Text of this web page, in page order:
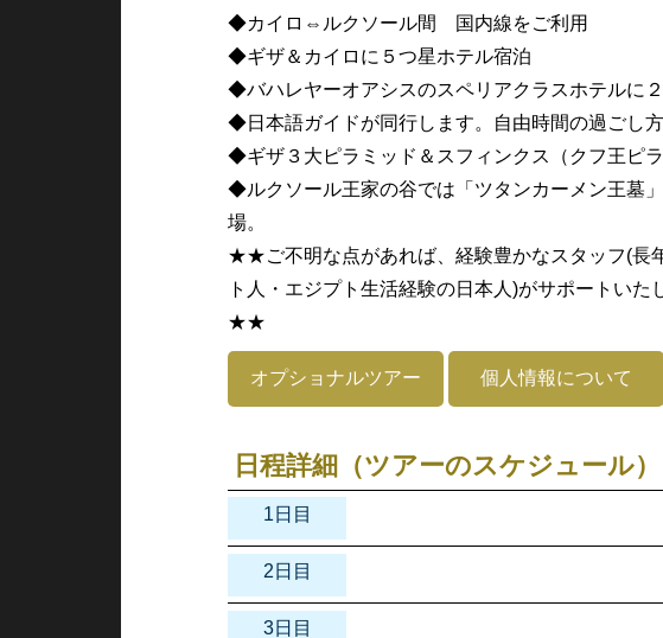
◆カイロ⇔ルクソール間 国内線をご利用
◆ギザ＆カイロに５つ星ホテル宿泊
◆バハレヤーオアシスのスペリアクラスホテルに
◆日本語ガイドが同行します。自由時間の過ごし
◆ギザ３大ピラミッド＆スフィンクス（クフ王ピラ
◆ルクソール王家の谷では「ツタンカーメン王墓
場。
★★ご不明な点があれば、経験豊かなスタッフ(長
ト人・エジプト生活経験の日本人)がサポートいた
★★
オプショナルツアー 個人情報について
日程詳細（ツアーのスケジュール）
1日目
2日目
3日目